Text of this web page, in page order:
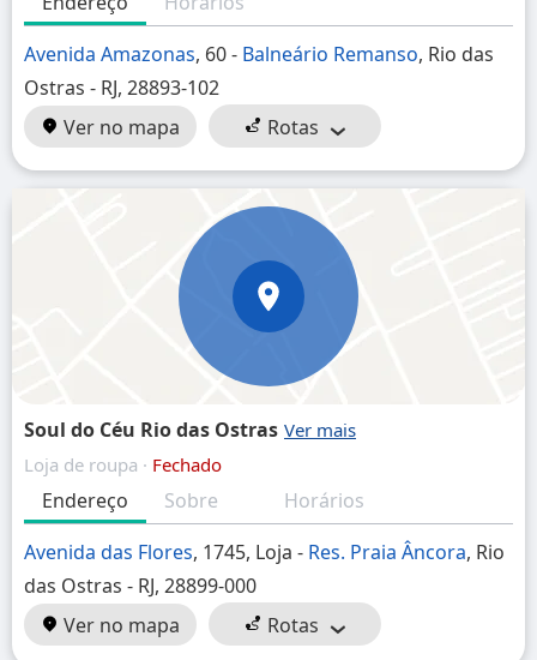
Avenida Amazonas, 60 - Balneário Remanso, Rio das
Ostras - RJ, 28893-102
Ver no mapa
Rotas
Soul do Céu Rio das Ostras
Loja de roupa · Fechado
Endereço Sobre
Horários
Avenida das Flores, 1745, Loja - Res. Praia Âncora, Rio
das Ostras - RJ, 28899-000
Ver no mapa
Rotas